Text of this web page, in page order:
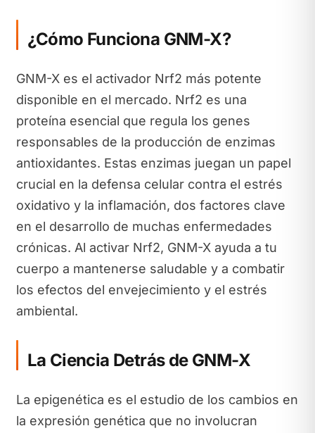
¿Cómo Funciona GNM-X?
GNM-X es el activador Nrf2 más potente
disponible en el mercado. Nrf2 es una
proteína esencial que regula los genes
responsables de la producción de enzimas
antioxidantes. Estas enzimas juegan un papel
crucial en la defensa celular contra el estrés
oxidativo y la inflamación, dos factores clave
en el desarrollo de muchas enfermedades
crónicas. Al activar Nrf2, GNM-X ayuda a tu
cuerpo a mantenerse saludable y a combatir
los efectos del envejecimiento y el estrés
ambiental.
La Ciencia Detrás de GNM-X
La epigenética es el estudio de los cambios en
la expresión genética que no involucran